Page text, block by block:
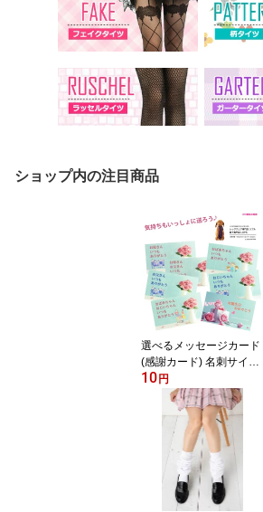
ショップ内の注目商品
選べるメッセージカード
(感謝カード) 名刺サイズ
感謝 お誕生日 card-01 D
10 円